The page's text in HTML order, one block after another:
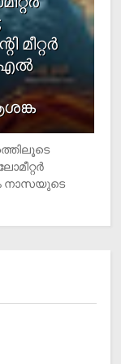
മീറ്റര്‍
എല്‍
നാസയുടെ